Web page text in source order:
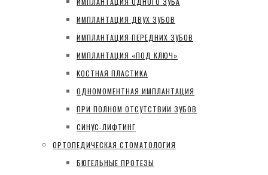
ИМПЛАНТАЦИЯ ДВУХ ЗУБОВ
ИМПЛАНТАЦИЯ ПЕРЕДНИХ ЗУБОВ
ИМПЛАНТАЦИЯ «ПОД КЛЮЧ»
КОСТНАЯ ПЛАСТИКА
ОДНОМОМЕНТНАЯ ИМПЛАНТАЦИЯ
ПРИ ПОЛНОМ ОТСУТСТВИИ ЗУБОВ
СИНУС-ЛИФТИНГ
ОРТОПЕДИЧЕСКАЯ СТОМАТОЛОГИЯ
БЮГЕЛЬНЫЕ ПРОТЕЗЫ